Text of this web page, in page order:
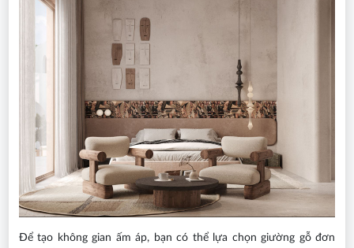
Để tạo không gian ấm áp, bạn có thể lựa chọn giường gỗ đơn